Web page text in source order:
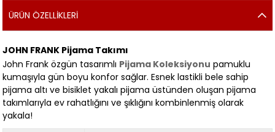
ÜRÜN ÖZELLIKLERI
JOHN FRANK Pijama Takımı
John Frank özgün tasarımlı Pijama Koleksiyonu pamuklu
kumaşıyla gün boyu konfor sağlar. Esnek lastikli bele sahip
pijama altı ve bisiklet yakalı pijama üstünden oluşan pijama
takımlarıyla ev rahatlığını ve şıklığını kombinlenmiş olarak
yakala!